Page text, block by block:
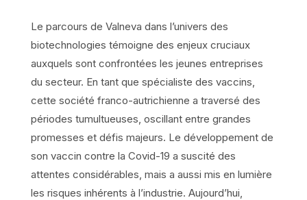
Le parcours de Valneva dans l’univers des
biotechnologies témoigne des enjeux cruciaux
auxquels sont confrontées les jeunes entreprises
du secteur. En tant que spécialiste des vaccins,
cette société franco-autrichienne a traversé des
périodes tumultueuses, oscillant entre grandes
promesses et défis majeurs. Le développement de
son vaccin contre la Covid-19 a suscité des
attentes considérables, mais a aussi mis en lumière
les risques inhérents à l’industrie. Aujourd’hui,